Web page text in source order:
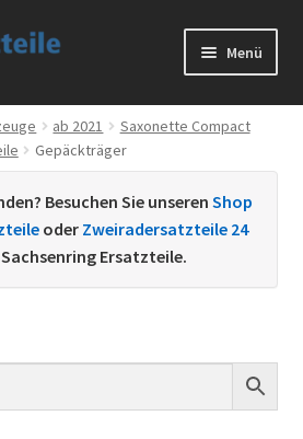
Menü
ab 2021
Saxonette Compact
Gepäckträger
Besuchen Sie unseren Shop
oder Zweiradersatzteile 24
Ersatzteile.